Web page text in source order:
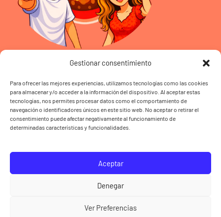
Gestionar consentimiento
Para ofrecer las mejores experiencias, utilizamos tecnologías como las cookies
para almacenar y/o acceder a la información del dispositivo. Al aceptar estas
tecnologías, nos permites procesar datos como el comportamiento de
navegación o identificadores únicos en este sitio web. No aceptar o retirar el
consentimiento puede afectar negativamente al funcionamiento de
determinadas características y funcionalidades.
Aceptar
Denegar
Ver Preferencias
Goloseros es un proyecto creado por dos foodies de Elche
apasionados por descubrir, probar y compartir lo mejor del
mundo gastronómico. Analizamos productos, visitamos
restaurantes, elaboramos rankings y damos opiniones sinceras
para ayudarte a descubrir qué realmente merece la pena.